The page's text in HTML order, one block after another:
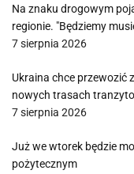
Na znaku drogowym
regionie. "Będziemy
7 sierpnia 2026
Ukraina chce przewozić
nowych trasach
7 sierpnia 2026
Już we wtorek będzie
pożytecznym